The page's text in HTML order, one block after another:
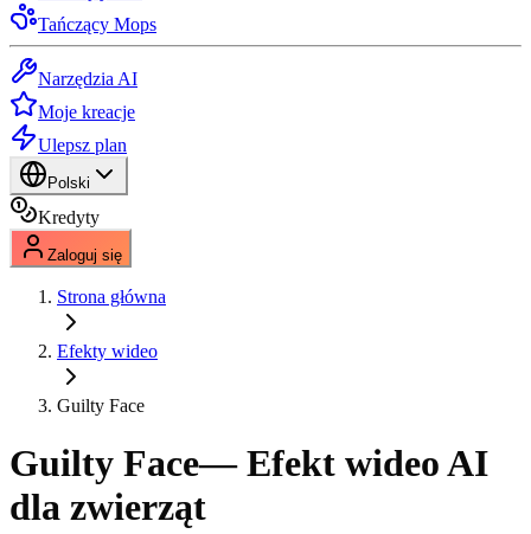
Tańczący Mops
Narzędzia AI
Moje kreacje
Ulepsz plan
Polski
Kredyty
Zaloguj się
Strona główna
Efekty wideo
Guilty Face
Guilty Face— Efekt wideo AI
dla zwierząt